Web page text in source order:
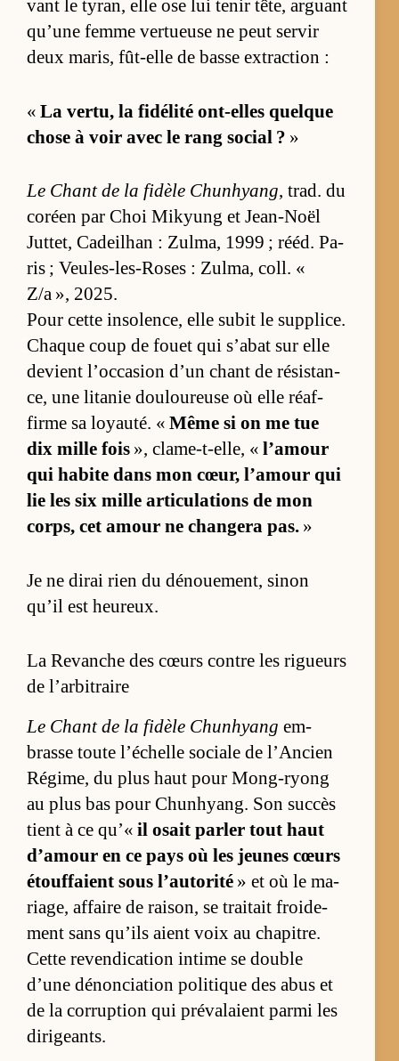
vant le ty­ran, elle ose lui te­nir tê­te, ar­guant
qu’une femme ver­tueuse ne peut ser­vir
deux ma­ris, fût-elle de basse ex­trac­tion :
« La ver­tu, la fi­dé­lité ont-elles quelque
chose à voir avec le rang so­cial ? »
Le Chant de la fi­dèle Chun­hyang, trad. du
co­réen par Choi Mi­kyung et Jean-Noël
Jut­tet, Ca­deil­han : Zul­ma, 1999 ; ré­éd. Pa­
ris ; Veules-les-Roses : Zul­ma, coll. «
Z/a », 2025.
Pour cette in­so­len­ce, elle su­bit le sup­plice.
Chaque coup de fouet qui s’abat sur elle
de­vient l’oc­ca­sion d’un chant de ré­sis­tan­
ce, une li­ta­nie dou­lou­reuse où elle ré­af­
firme sa loyau­té. « Même si on me tue
dix mille fois », clame-t-el­le, « l’amour
qui ha­bite dans mon cœur, l’amour qui
lie les six mille ar­ti­cu­la­tions de mon
corps, cet amour ne chan­gera pas. »
Je ne di­rai rien du dé­noue­ment, si­non
qu’il est heu­reux.
La Revanche des cœurs contre les rigueurs
de l’arbitraire
Le Chant de la fi­dèle Chun­hyang em­
brasse toute l’échelle so­ciale de l’An­cien
Ré­gi­me, du plus haut pour Mong-ryong
au plus bas pour Chun­hyang. Son suc­cès
tient à ce qu’« il osait par­ler tout haut
d’amour en ce pays où les jeunes cœurs
étouf­faient sous l’au­to­rité » et où le ma­
ria­ge, af­faire de rai­son, se trai­tait froi­de­
ment sans qu’ils aient voix au cha­pitre.
Cette re­ven­di­ca­tion in­time se double
d’une dé­non­cia­tion po­li­tique des abus et
de la cor­rup­tion qui pré­va­laient parmi les
di­ri­geants.